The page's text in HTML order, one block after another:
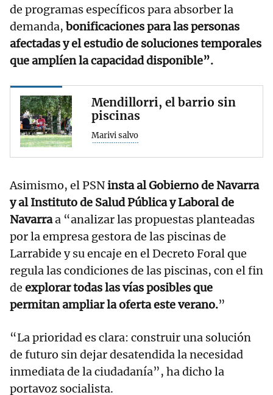
de programas específicos para absorber la
demanda, bonificaciones para las personas
afectadas y el estudio de soluciones temporales
que amplíen la capacidad disponible”.
Mendillorri, el barrio sin
piscinas
Marivi salvo
Asimismo, el PSNinsta al Gobierno de Navarra
y al Instituto de Salud Pública y Laboral de
Navarraa “analizar las propuestas planteadas
por la empresa gestora de las piscinas de
Larrabide y su encaje en el Decreto Foral que
regula las condiciones de las piscinas, con el fin
de explorar todas las vías posibles que
permitan ampliar la oferta este verano.”
“La prioridad es clara: construir una solución
de futuro sin dejar desatendida la necesidad
inmediata de la ciudadanía”, ha dicho la
portavoz socialista.